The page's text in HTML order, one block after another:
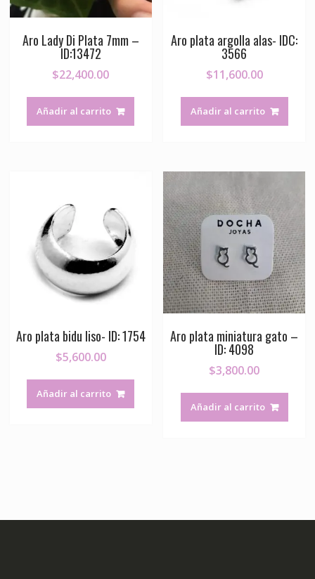
Aro Lady Di Plata 7mm –
ID:13472
$22,400.00
Añadir al carrito
Aro plata argolla alas- IDC:
3566
$11,600.00
Añadir al carrito
Aro plata bidu liso- ID: 1754
$5,600.00
Añadir al carrito
Aro plata miniatura gato –
ID: 4098
$3,800.00
Añadir al carrito